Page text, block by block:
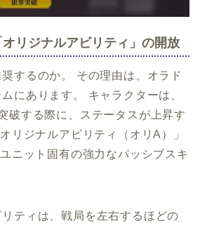
リジナルアビリティ」の開放
するのか。 その理由は、オラド
にあります。 キャラクターは、
破する際に、ステータスが上昇す
リジナルアビリティ（オリA）」
ニット固有の強力なパッシブスキ
ティは、戦局を左右するほどの